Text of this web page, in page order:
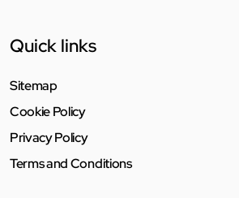
Quick links
Sitemap
Cookie Policy
Privacy Policy
Terms and Conditions